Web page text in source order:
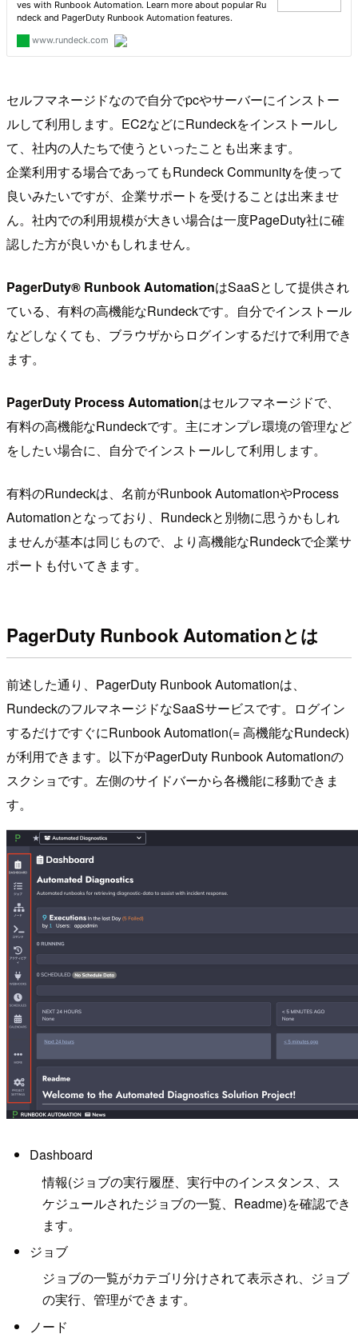
セルフマネージドなので自分でpcやサーバーにインストー
ルして利用します。EC2などにRundeckをインストールし
て、社内の人たちで使うといったことも出来ます。
企業利用する場合であってもRundeck Communityを使って
良いみたいですが、企業サポートを受けることは出来ませ
ん。社内での利用規模が大きい場合は一度PageDuty社に確
認した方が良いかもしれません。
PagerDuty® Runbook AutomationはSaaSとして提供され
ている、有料の高機能なRundeckです。自分でインストール
などしなくても、ブラウザからログインするだけで利用でき
ます。
PagerDuty Process Automationはセルフマネージドで、
有料の高機能なRundeckです。主にオンプレ環境の管理など
をしたい場合に、自分でインストールして利用します。
有料のRundeckは、名前がRunbook AutomationやProcess
Automationとなっており、Rundeckと別物に思うかもしれ
ませんが基本は同じもので、より高機能なRundeckで企業サ
ポートも付いてきます。
PagerDuty Runbook Automationとは
前述した通り、PagerDuty Runbook Automationは、
RundeckのフルマネージドなSaaSサービスです。ログイン
するだけですぐにRunbook Automation(= 高機能なRundeck)
が利用できます。以下がPagerDuty Runbook Automationの
スクショです。左側のサイドバーから各機能に移動できま
す。
Dashboard
情報(ジョブの実行履歴、実行中のインスタンス、ス
ケジュールされたジョブの一覧、Readme)を確認でき
ます。
ジョブ
ジョブの一覧がカテゴリ分けされて表示され、ジョブ
の実行、管理ができます。
ノード